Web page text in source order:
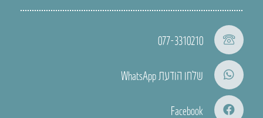
077-3310210
שלחו הודעת WhatsApp
Facebook